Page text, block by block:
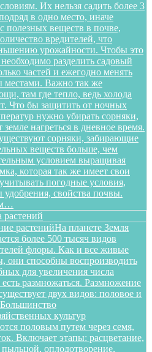
Их нельзя садить более 3
в одно место, иначе
полезных веществ в почве,
вредителей, что
урожайности. Чтобы это
разделить садовый
частей и ежегодно менять
местами. Важно так же
там где тепло, ведь холода
Что бы защитить от ночных
нужно убирать сорняки,
нагреться в дневное время.
сорняки, забирающие
веществ больше, чем
условием выращивая
которая так же имеет свои
погодные условия,
удобрения, свойства почвы.
растений
растенийНа планете Земля
более 500 тысяч видов
флоры. Как и все живые
они способны воспроизводить
для увеличения числа
есть размножаться. Размножение
двух видов: половое и
культур
половым путем через семя,
Включает этапы: расцветание,
пыльцой, оплодотворение,